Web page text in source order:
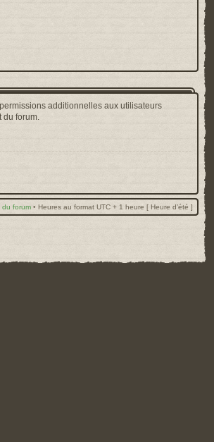
additionnelles aux utilisateurs
du forum.
du forum • Heures au format UTC + 1 heure [ Heure d’été ]